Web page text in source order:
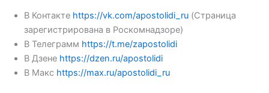
В Контакте https://vk.com/apostolidi_ru (Страница
зарегистрирована в Роскомнадзоре)
В Телеграмм https://t.me/zapostolidi
В Дзене https://dzen.ru/apostolidi
В Макс https://max.ru/apostolidi_ru